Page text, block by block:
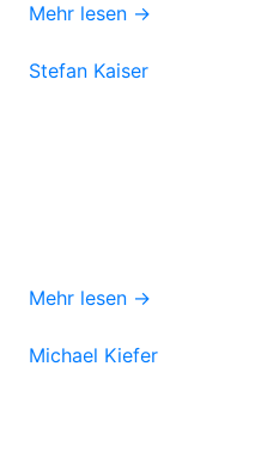
Mehr lesen →
Stefan Kaiser
Mehr lesen →
Michael Kiefer